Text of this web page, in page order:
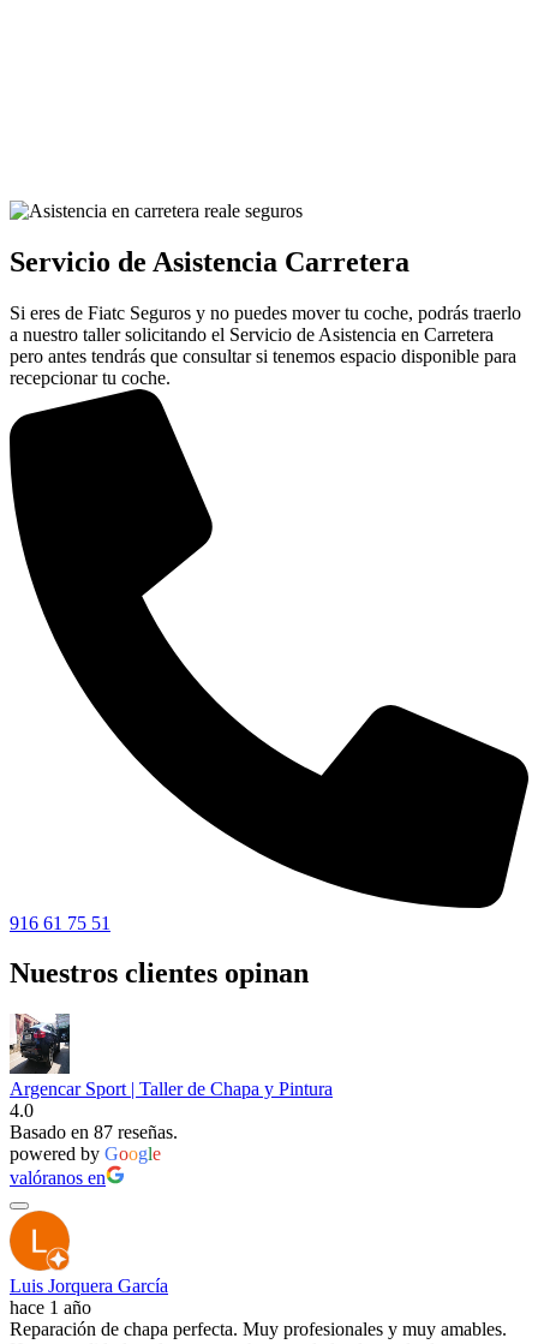
Servicio de Asistencia Carretera
Si eres de Fiatc Seguros y no puedes mover tu coche, podrás traerlo
a nuestro taller solicitando el Servicio de Asistencia en Carretera
pero antes tendrás que consultar si tenemos espacio disponible para
recepcionar tu coche.
916 61 75 51
Nuestros clientes opinan
Argencar Sport | Taller de Chapa y Pintura
4.0
Basado en 87 reseñas.
powered by Google
valóranos en
Luis Jorquera García
hace 1 año
Reparación de chapa perfecta. Muy profesionales y muy amables.